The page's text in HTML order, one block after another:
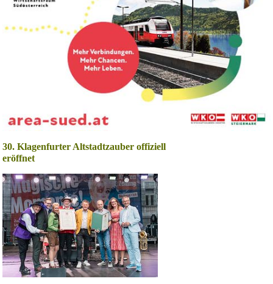
30. Klagenfurter Altstadtzauber offiziell
eröffnet